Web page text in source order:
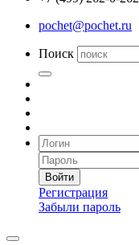
pochet@pochet.ru
Поиск
Войти
Регистрация
Забыли пароль